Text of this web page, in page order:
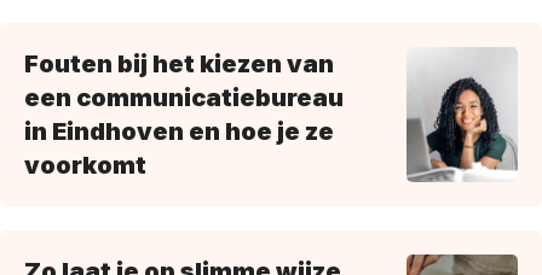
Fouten bij het kiezen van
een communicatiebureau
in Eindhoven en hoe je ze
voorkomt